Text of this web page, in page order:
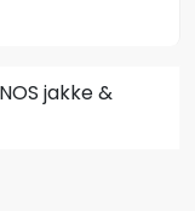
jakke &